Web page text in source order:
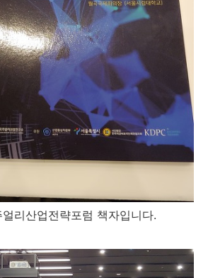
리산업전략포럼 책자입니다.